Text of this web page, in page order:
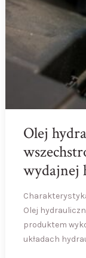
Olej
wydajnej
Olej
produktem
układach